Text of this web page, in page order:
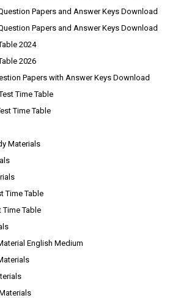
Papers and Answer Keys Download
Papers and Answer Keys Download
2024
2026
Papers with Answer Keys Download
Time Table
Time Table
Materials
Time Table
Time Table
English Medium